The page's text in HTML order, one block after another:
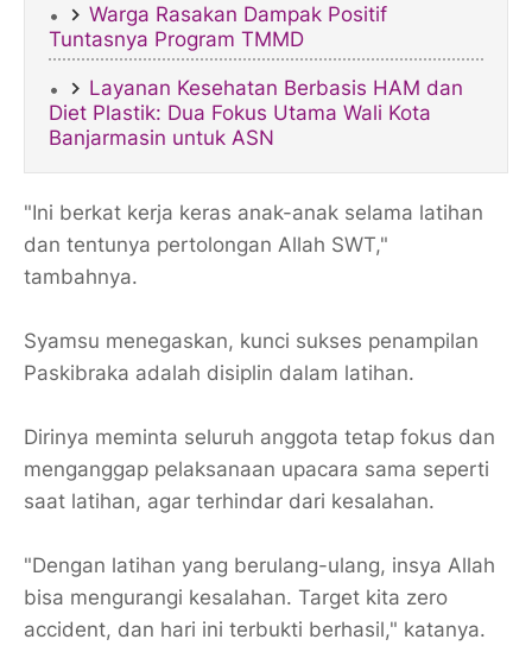
Warga Rasakan Dampak Positif
Tuntasnya Program TMMD
​Layanan Kesehatan Berbasis HAM dan
Diet Plastik: Dua Fokus Utama Wali Kota
Banjarmasin untuk ASN
"Ini berkat kerja keras anak-anak selama latihan
dan tentunya pertolongan Allah SWT,"
tambahnya.
Syamsu menegaskan, kunci sukses penampilan
Paskibraka adalah disiplin dalam latihan.
Dirinya meminta seluruh anggota tetap fokus dan
menganggap pelaksanaan upacara sama seperti
saat latihan, agar terhindar dari kesalahan.
"Dengan latihan yang berulang-ulang, insya Allah
bisa mengurangi kesalahan. Target kita zero
accident, dan hari ini terbukti berhasil," katanya.